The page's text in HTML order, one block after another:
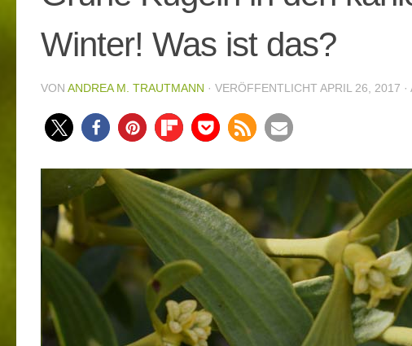
Winter! Was ist das?
VON ANDREA M. TRAUTMANN · VERÖFFENTLICHT APRIL 26, 2017
28